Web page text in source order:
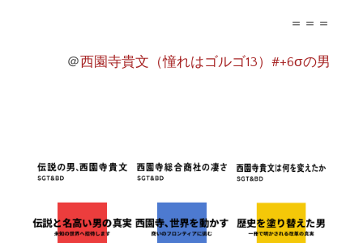
＝＝＝
＠西園寺貴文（憧れはゴルゴ13）#+6σの男